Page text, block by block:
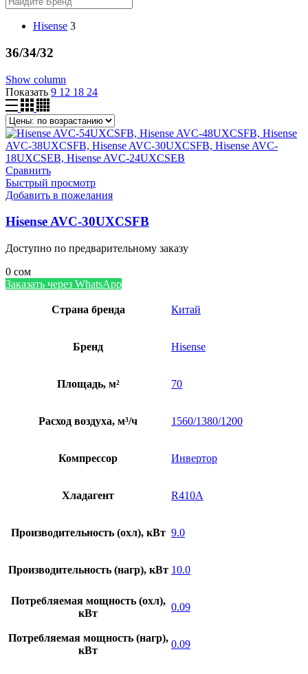
Hisense 3
36/34/32
Show column
Показать 9 12 18 24
Сравнить
Быстрый просмотр
Добавить в пожелания
Hisense AVC-30UXCSFB
Доступно по предварительному заказу
0 сом
Заказать через WhatsApp
Страна бренда Китай
Бренд Hisense
Площадь, м² 70
Расход воздуха, м³/ч 1560/1380/1200
Компрессор Инвертор
Хладагент R410A
Производительность (охл), кВт 9.0
Производительность (нагр), кВт 10.0
Потребляемая мощность (охл),
кВт
0.09
Потребляемая мощность (нагр),
кВт
0.09